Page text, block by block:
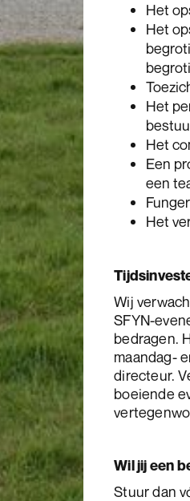
Het
Het
Het
Het
Een
een
Het
Wij
SFYN-
bedragen.
maandag-
directeur.
boeiende
Wil jij een
Stuur dan